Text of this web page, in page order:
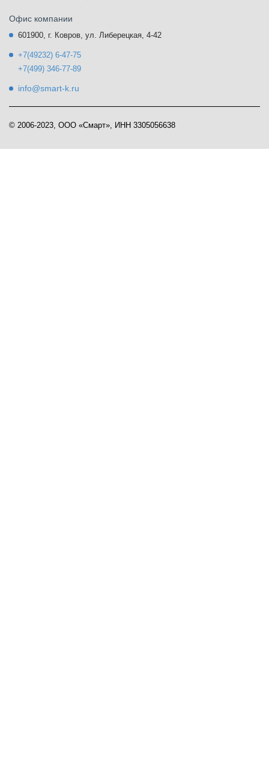
Офис компании
601900, г. Ковров, ул. Либерецкая, 4-42
+7(49232) 6-47-75
+7(499) 346-77-89
info@smart-k.ru
© 2006-2023, ООО «Смарт», ИНН 3305056638